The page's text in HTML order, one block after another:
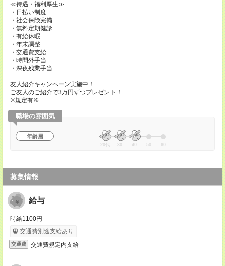
≪待遇・福利厚生≫
・日払い制度
・社会保険完備
・無料定期健診
・有給休暇
・年末調整
・交通費支給
・時間外手当
・深夜残業手当
友人紹介キャンペーン実施中！
ご友人のご紹介で3万円ずつプレゼント！
※規定有※
職場の雰囲気
年齢層
20代 30 40 50 60
募集情報
給与
時給1100円
交通費別途支給あり
交通費 交通費規定内支給